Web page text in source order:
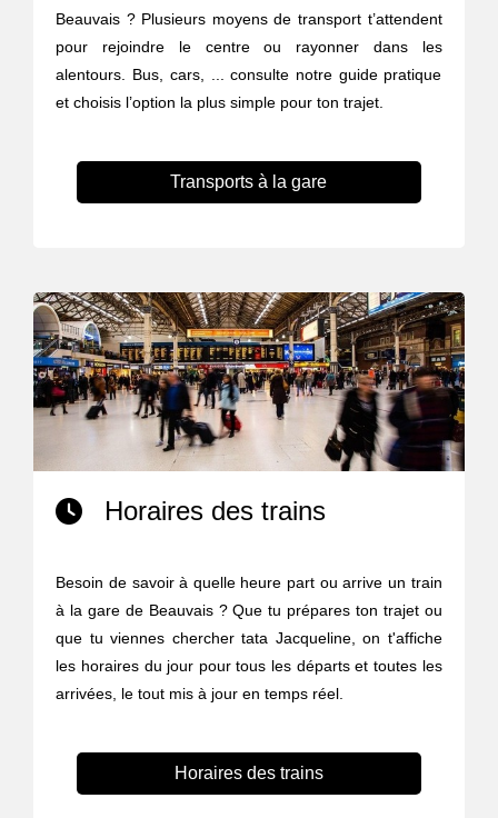
Beauvais ? Plusieurs moyens de transport t’attendent
pour rejoindre le centre ou rayonner dans les
alentours. Bus, cars, ... consulte notre guide pratique
et choisis l’option la plus simple pour ton trajet.
Transports à la gare
Horaires des trains
Besoin de savoir à quelle heure part ou arrive un train
à la gare de Beauvais ? Que tu prépares ton trajet ou
que tu viennes chercher tata Jacqueline, on t'affiche
les horaires du jour pour tous les départs et toutes les
arrivées, le tout mis à jour en temps réel.
Horaires des trains